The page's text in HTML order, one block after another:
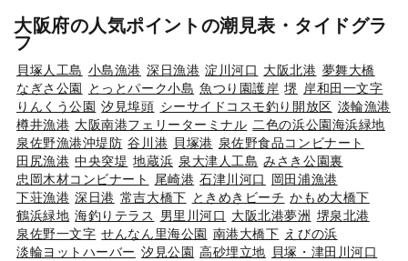
大阪府の人気ポイントの潮見表・タイドグラ
フ
貝塚人工島 小島漁港 深日漁港 淀川河口 大阪北港 夢舞大橋
なぎさ公園
とっとパーク小島 魚つり園護岸 堺
岸和田一文字
りんくう公園 汐見埠頭 シーサイドコスモ釣り開放区 淡輪漁港
樽井漁港 大阪南港フェリーターミナル 二色の浜公園海浜緑地
泉佐野漁港沖堤防 谷川港 貝塚港 泉佐野食品コンビナート
田尻漁港 中央突堤 地蔵浜 泉大津人工島 みさき公園裏
忠岡木材コンビナート
尾崎港 石津川河口
岡田浦漁港
下荘漁港 深日港 常吉大橋下 ときめきビーチ かもめ大橋下
鶴浜緑地 海釣りテラス 男里川河口 大阪北港夢洲 堺泉北港
泉佐野一文字 せんなん里海公園 南港大橋下 えびの浜
淡輪ヨットハーバー 汐見公園 高砂埋立地 貝塚・津田川河口